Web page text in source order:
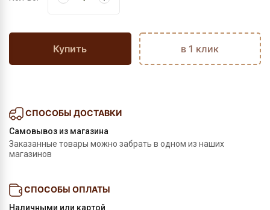
Купить в 1 клик
СПОСОБЫ ДОСТАВКИ
Самовывоз из магазина
Заказанные товары можно забрать в одном из наших
магазинов
СПОСОБЫ ОПЛАТЫ
Наличными или картой